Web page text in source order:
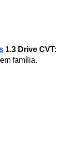
1.3 Drive CVT:
família.